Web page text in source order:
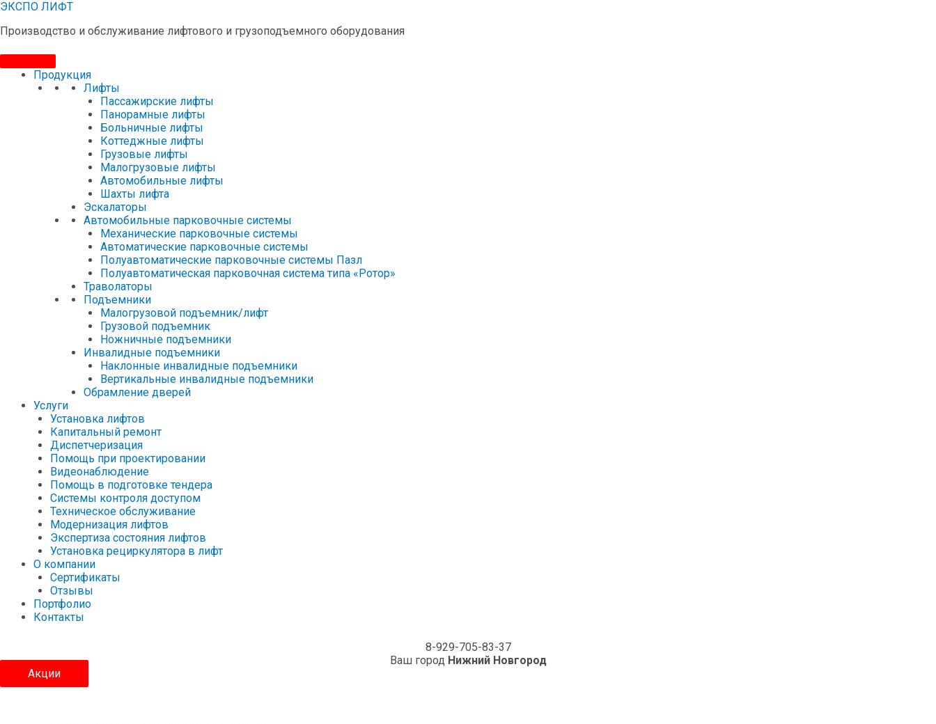
ЭКСПО ЛИФТ
Производство и обслуживание лифтового и грузоподъемного оборудования
Продукция
Лифты
Пассажирские лифты
Панорамные лифты
Больничные лифты
Коттеджные лифты
Грузовые лифты
Малогрузовые лифты
Автомобильные лифты
Шахты лифта
Эскалаторы
Автомобильные парковочные системы
Механические парковочные системы
Автоматические парковочные системы
Полуавтоматические парковочные системы Пазл
Полуавтоматическая парковочная система типа «Ротор»
Траволаторы
Подъемники
Малогрузовой подъемник/лифт
Грузовой подъемник
Ножничные подъемники
Инвалидные подъемники
Наклонные инвалидные подъемники
Вертикальные инвалидные подъемники
Обрамление дверей
Услуги
Установка лифтов
Капитальный ремонт
Диспетчеризация
Помощь при проектировании
Видеонаблюдение
Помощь в подготовке тендера
Системы контроля доступом
Техническое обслуживание
Модернизация лифтов
Экспертиза состояния лифтов
Установка рециркулятора в лифт
О компании
Сертификаты
Отзывы
Портфолио
Контакты
8-929-705-83-37
Ваш город Нижний Новгород
Акции